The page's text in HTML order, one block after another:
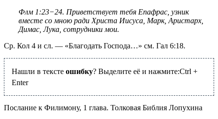
Флм 1:23−24. Приветствует тебя Епафрас, узник
вместе со мною ради Христа Иисуса, Марк, Аристарх,
Димас, Лука, сотрудники мои.
Ср. Кол 4 и сл. — «Благодать Господа…» см. Гал 6:18.
Нашли в тексте ошибку? Выделите её и нажмите:Ctrl +
Enter
Послание к Филимону, 1 глава. Толковая Библия Лопухина